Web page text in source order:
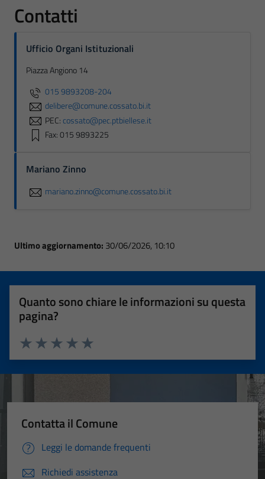
Contatti
Ufficio Organi Istituzionali
Piazza Angiono 14
015 9893208-204
delibere@comune.cossato.bi.it
PEC:cossato@pec.ptbiellese.it
Fax: 015 9893225
Mariano Zinno
mariano.zinno@comune.cossato.bi.it
Ultimo aggiornamento: 30/06/2026, 10:10
Quanto sono chiare le informazioni su questa
pagina?
Valuta 5 stelle su 5
Valuta 4 stelle su 5
Valuta 3 stelle su 5
Valuta 2 stelle su 5
Valuta 1 stelle su 5
Contatta il Comune
Leggi le domande frequenti
Richiedi assistenza